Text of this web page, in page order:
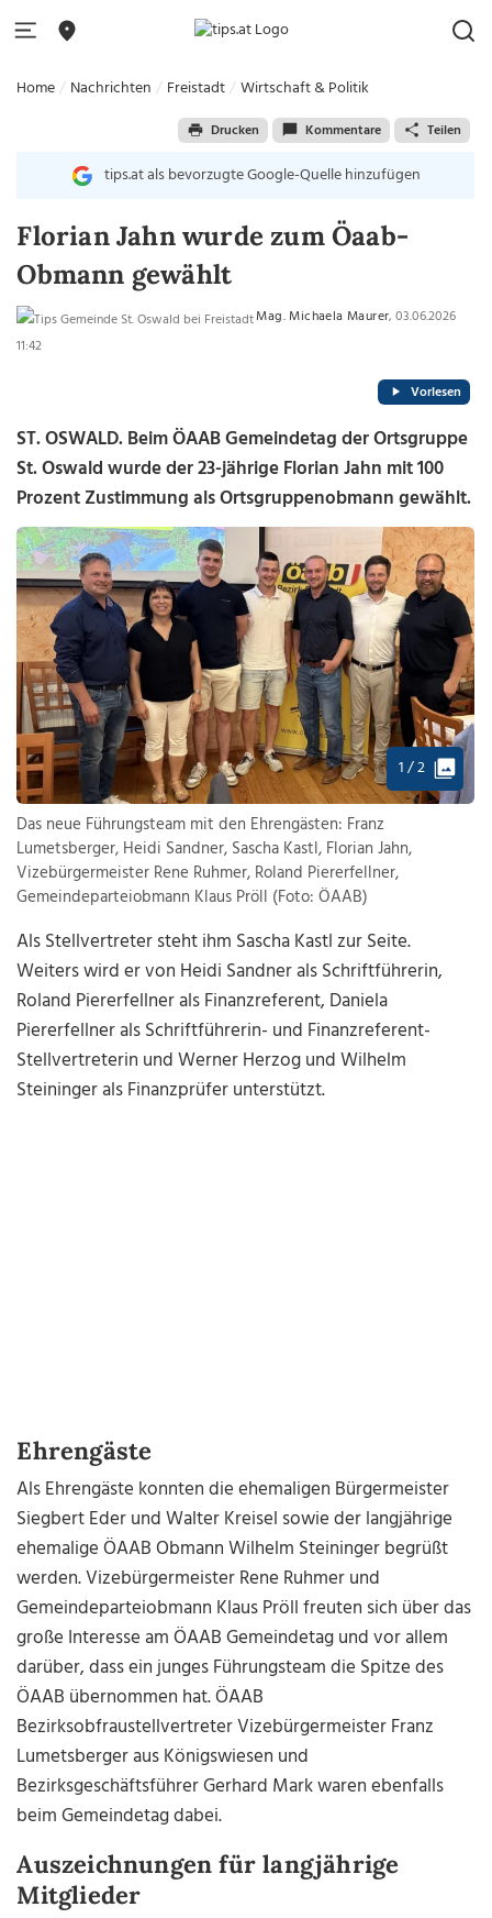
Home Nachrichten Freistadt Wirtschaft & Politik
Drucken Kommentare Teilen
tips.at als bevorzugte Google-Quelle hinzufügen
Florian Jahn wurde zum Öaab-
Obmann gewählt
Mag. Michaela Maurer, 03.06.2026
11:42
Vorlesen
ST. OSWALD. Beim ÖAAB Gemeindetag der Ortsgruppe
St. Oswald wurde der 23-jährige Florian Jahn mit 100
Prozent Zustimmung als Ortsgruppenobmann gewählt.
1 / 2
Das neue Führungsteam mit den Ehrengästen: Franz
Lumetsberger, Heidi Sandner, Sascha Kastl, Florian Jahn,
Vizebürgermeister Rene Ruhmer, Roland Piererfellner,
Gemeindeparteiobmann Klaus Pröll (Foto: ÖAAB)
Als Stellvertreter steht ihm Sascha Kastl zur Seite.
Weiters wird er von Heidi Sandner als Schriftführerin,
Roland Piererfellner als Finanzreferent, Daniela
Piererfellner als Schriftführerin- und Finanzreferent-
Stellvertreterin und Werner Herzog und Wilhelm
Steininger als Finanzprüfer unterstützt.
Ehrengäste
Als Ehrengäste konnten die ehemaligen Bürgermeister
Siegbert Eder und Walter Kreisel sowie der langjährige
ehemalige ÖAAB Obmann Wilhelm Steininger begrüßt
werden. Vizebürgermeister Rene Ruhmer und
Gemeindeparteiobmann Klaus Pröll freuten sich über das
große Interesse am ÖAAB Gemeindetag und vor allem
darüber, dass ein junges Führungsteam die Spitze des
ÖAAB übernommen hat. ÖAAB
Bezirksobfraustellvertreter Vizebürgermeister Franz
Lumetsberger aus Königswiesen und
Bezirksgeschäftsführer Gerhard Mark waren ebenfalls
beim Gemeindetag dabei.
Auszeichnungen für langjährige
Mitglieder